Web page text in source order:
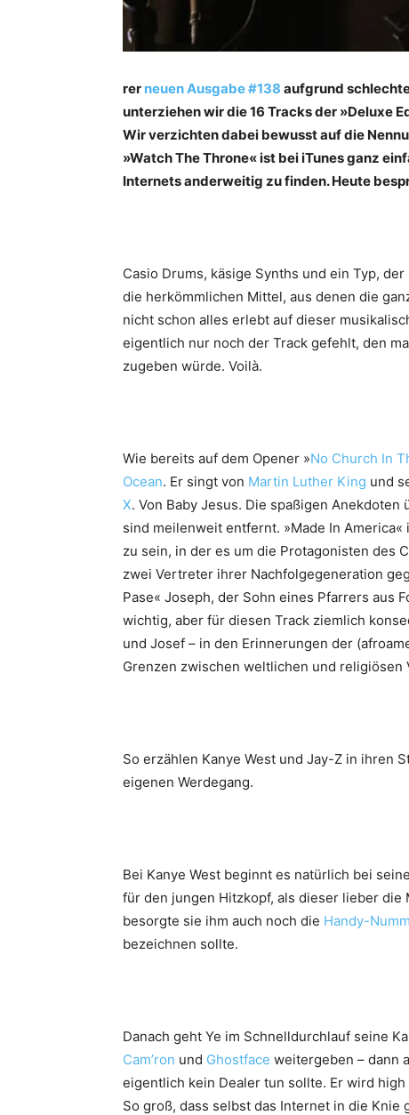
rer neuen Ausgabe #138 aufgrund
unterziehen wir die 16 Tracks der »Deluxe
Wir verzichten dabei bewusst auf die
»Watch The Throne« ist bei iTunes ganz
Internets anderweitig zu finden. Heute
Casio Drums, käsige Synths und ein Typ,
die herkömmlichen Mittel, aus denen die
nicht schon alles erlebt auf dieser
eigentlich nur noch der Track gefehlt, den
zugeben würde. Voilà.
Wie bereits auf dem Opener »No Church In
Ocean. Er singt von Martin Luther King und
X. Von Baby Jesus. Die spaßigen
sind meilenweit entfernt. »Made In
zu sein, in der es um die Protagonisten des
zwei Vertreter ihrer Nachfolgegeneration
Pase« Joseph, der Sohn eines Pfarrers aus
wichtig, aber für diesen Track ziemlich
und Josef – in den Erinnerungen der
Grenzen zwischen weltlichen und religiösen
So erzählen Kanye West und Jay-Z in ihren
eigenen Werdegang.
Bei Kanye West beginnt es natürlich bei
für den jungen Hitzkopf, als dieser lieber
besorgte sie ihm auch noch die Handy-
bezeichnen sollte.
Danach geht Ye im Schnelldurchlauf seine
Cam’ron und Ghostface weitergeben – dann
eigentlich kein Dealer tun sollte. Er wird
So groß, dass selbst das Internet in die